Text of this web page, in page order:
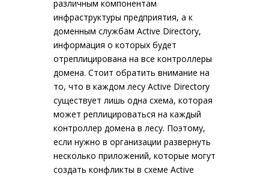
различным компонентам
инфраструктуры предприятия, а к
доменным службам Active Directory,
информация о которых будет
отреплицирована на все контроллеры
домена. Стоит обратить внимание на
то, что в каждом лесу Active Directory
существует лишь одна схема, которая
может реплицироваться на каждый
контроллер домена в лесу. Поэтому,
если нужно в организации развернуть
несколько приложений, которые могут
создать конфликты в схеме Active